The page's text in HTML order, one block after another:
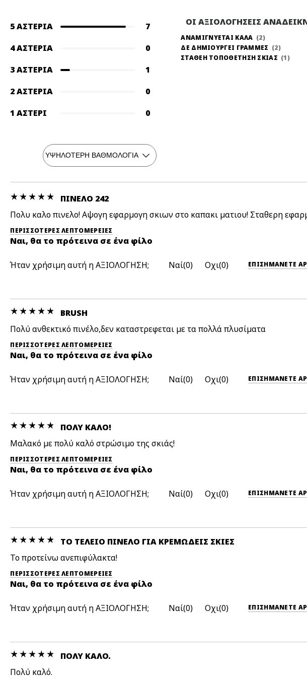
5 ΑΣΤΈΡΙΑ
7
4 ΑΣΤΈΡΙΑ
0
3 ΑΣΤΈΡΙΑ
1
2 ΑΣΤΈΡΙΑ
0
1 ΑΣΤΈΡΙ
0
ΟΙ ΑΞΙΟΛΟΓΗΣΕΙΣ
ΑΝΑΜΙΓΝΥΕΤΑΙ ΚΑΛΑ
2
ΔΕ ΔΗΜΙΟΥΡΓΕΙ ΓΡΑΜΜΕΣ
2
ΣΤΑΘΕΗ ΤΟΠΟΘΕΤΗΣΗ ΣΚΙΑΣ
1
ΠΙΝΕΛΟ 242
Πολυ καλο πινελο! Αψογη εφαρμογη σκιων στο καπακι ματιου! Σταθερη
ΠΕΡΙΣΣΌΤΕΡΕΣ ΛΕΠΤΟΜΈΡΕΙΕΣ
Ναι, θα το πρότεινα σε ένα φίλο
Ήταν χρήσιμη αυτή η ΑΞΙΟΛΟΓΗΣΗ; 0 0
BRUSH
Πολύ ανθεκτικό πινέλο,δεν καταστρεφεται με τα πολλά πλυσίματα
ΠΕΡΙΣΣΌΤΕΡΕΣ ΛΕΠΤΟΜΈΡΕΙΕΣ
Ναι, θα το πρότεινα σε ένα φίλο
Ήταν χρήσιμη αυτή η ΑΞΙΟΛΟΓΗΣΗ; 0 0
ΠΟΛΎ ΚΑΛΌ!
Μαλακό με πολύ καλό στρώσιμο της σκιάς!
ΠΕΡΙΣΣΌΤΕΡΕΣ ΛΕΠΤΟΜΈΡΕΙΕΣ
Ναι, θα το πρότεινα σε ένα φίλο
Ήταν χρήσιμη αυτή η ΑΞΙΟΛΟΓΗΣΗ; 0 0
ΤΟ ΤΈΛΕΙΟ ΠΙΝΈΛΟ ΓΙΑ ΚΡΕΜΏΔΕΙΣ ΣΚΙΕΣ
Το προτείνω ανεπιφύλακτα!
ΠΕΡΙΣΣΌΤΕΡΕΣ ΛΕΠΤΟΜΈΡΕΙΕΣ
Ναι, θα το πρότεινα σε ένα φίλο
Ήταν χρήσιμη αυτή η ΑΞΙΟΛΟΓΗΣΗ; 0 0
ΠΟΛΎ ΚΑΛΌ.
Πολύ καλό.